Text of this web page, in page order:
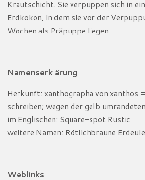
Krautschicht. Sie verpuppen sich in
Erdkokon, in dem sie vor der
Wochen als Präpuppe liegen.
Namenserklärung
Herkunft: xanthographa von xanthos
schreiben; wegen der gelb
im Englischen: Square-spot Rustic
weitere Namen: Rötlichbraune Erdeule
Weblinks